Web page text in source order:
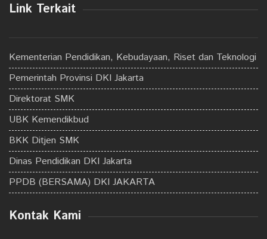
Link Terkait
Kementerian Pendidikan, Kebudayaan, Riset dan Teknologi
Pemerintah Provinsi DKI Jakarta
Direktorat SMK
UBK Kemendikbud
BKK Ditjen SMK
Dinas Pendidikan DKI Jakarta
PPDB (BERSAMA) DKI JAKARTA
Kontak Kami